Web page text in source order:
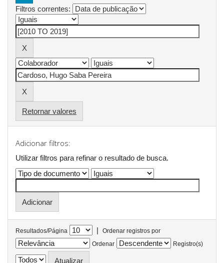
Filtros correntes:
Retornar valores
Adicionar filtros:
Utilizar filtros para refinar o resultado de busca.
Resultados/Página |
Ordenar registros por
Ordenar
Registro(s)